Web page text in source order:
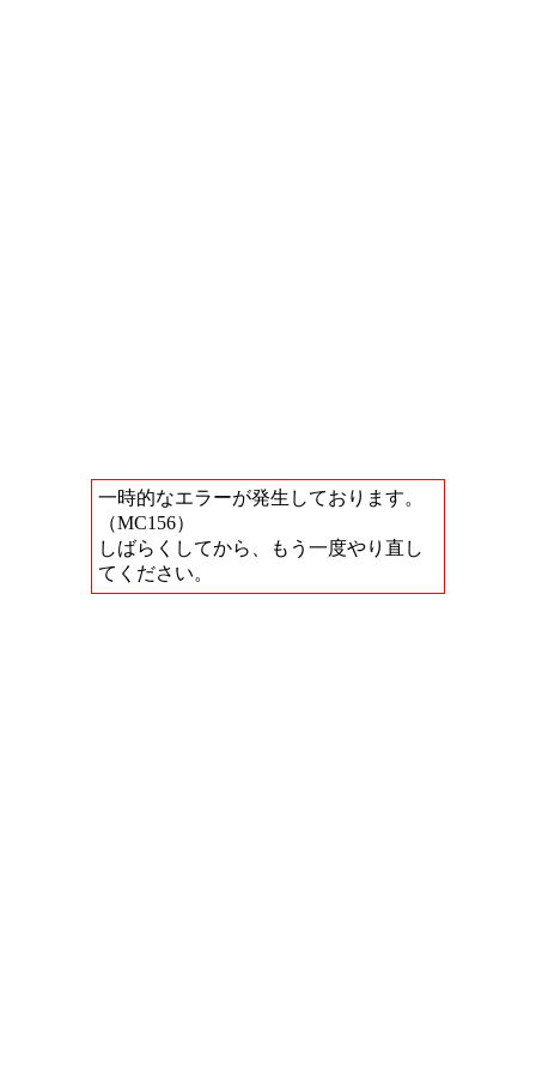
一時的なエラーが発生しております。
（MC156）
しばらくしてから、もう一度やり直し
てください。